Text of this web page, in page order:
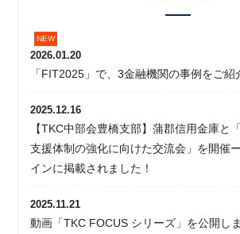
2026.01.20
「FIT2025」で、3金融機関の事例をご紹
2025.12.16
【TKC中部会豊橋支部】蒲郡信用金庫と
支援体制の強化に向けた交流会」を開催
インに掲載されました！
2025.11.21
動画「TKC FOCUS シリーズ」を公開し